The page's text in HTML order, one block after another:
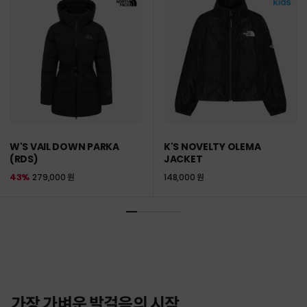
W'S VAIL DOWN PARKA
(RDS)
279,000 원
43%
K'S NOVELTY OLEMA
JACKET
148,000 원